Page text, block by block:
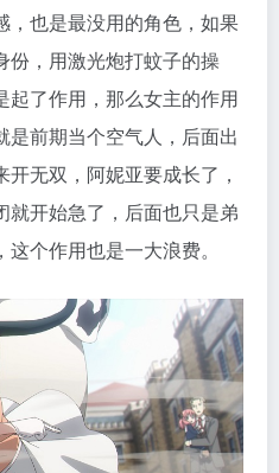
，也是最没用的角色，如果
份，用激光炮打蚊子的操
起了作用，那么女主的作用
前期当个空气人，后面出
无双，阿妮亚要成长了，
就开始急了，后面也只是弟
个作用也是一大浪费。